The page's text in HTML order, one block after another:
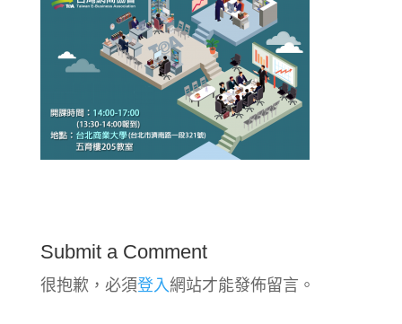
Submit a Comment
很抱歉，必須登入 網站才能發佈留言。